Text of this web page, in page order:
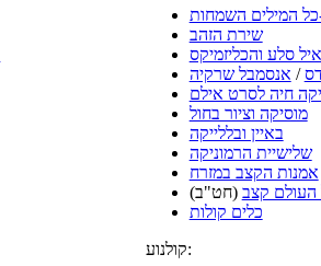
המילים השמחות
שירת הזהב
איל סלע והכליזמיקס
/ אנסמבל שרקיה
חיה לסרט אילם
מוסיקה וציור בחול
באיין ובללייקה
שלישיית הרמוניקה
אמנות הקצב במזרח
העולם קצב (חט"ב)
כלים קולות
קולנוע: